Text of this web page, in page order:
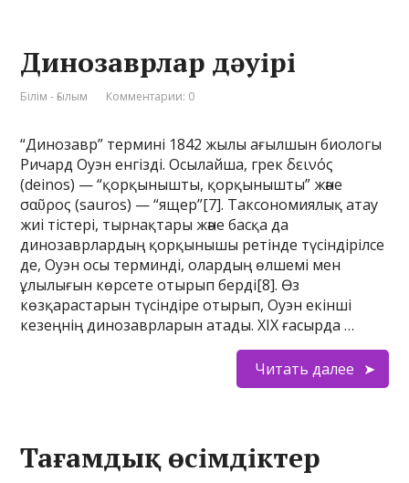
Динозаврлар дәуірі
Білім - Ғылым Комментарии: 0
“Динозавр” термині 1842 жылы ағылшын биологы
Ричард Оуэн енгізді. Осылайша, грек δεινός
(deinos) — “қорқынышты, қорқынышты” және
σαῦρος (sauros) — “ящер”[7]. Таксономиялық атау
жиі тістері, тырнақтары және басқа да
динозаврлардың қорқынышы ретінде түсіндірілсе
де, Оуэн осы терминді, олардың өлшемі мен
ұлылығын көрсете отырып берді[8]. Өз
көзқарастарын түсіндіре отырып, Оуэн екінші
кезеңнің динозаврларын атады. XIX ғасырда …
Читать далее
Тағамдық өсімдіктер